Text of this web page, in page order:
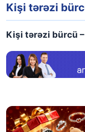
Kişi tərəzi
Kişi tərəzi bürcü